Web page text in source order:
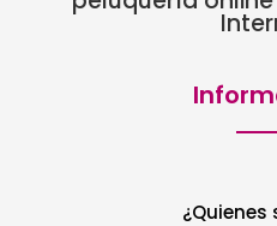
¿Quienes